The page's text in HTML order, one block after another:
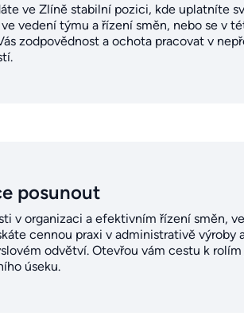
ve Zlíně stabilní pozici, kde uplatníte
vedení týmu a řízení směn, nebo se v
zodpovědnost a ochota pracovat v
posunout
v organizaci a efektivním řízení směn,
cennou praxi v administrativě výroby
odvětví. Otevřou vám cestu k
úseku.